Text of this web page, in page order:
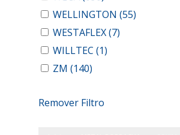
WELLINGTON (55)
WESTAFLEX(7)
WILLTEC (1)
ZM (140)
Remover Filtro